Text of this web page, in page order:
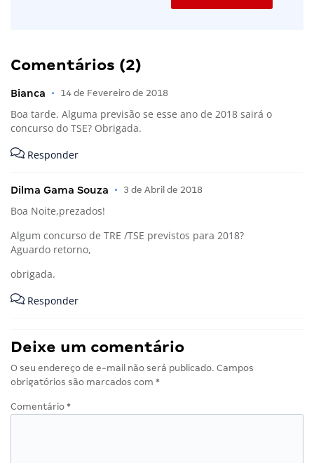
Comentários (2)
Bianca • 14 de Fevereiro de 2018
Boa tarde. Alguma previsão se esse ano de 2018 sairá o
concurso do TSE? Obrigada.
Responder
Dilma Gama Souza • 3 de Abril de 2018
Boa Noite,prezados!
Algum concurso de TRE /TSE previstos para 2018?
Aguardo retorno,
obrigada.
Responder
Deixe um comentário
O seu endereço de e-mail não será publicado. Campos
obrigatórios são marcados com *
Comentário *